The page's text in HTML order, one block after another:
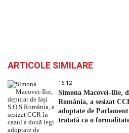
ARTICOLE SIMILARE
16:12
Simona Macovei-Ilie,
România, a sesizat
adoptate de
tratată ca o